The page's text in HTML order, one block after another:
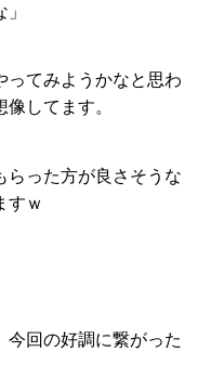
ってみようかなと思わ
してます。
らった方が良さそうな
すｗ
今回の好調に繋がった